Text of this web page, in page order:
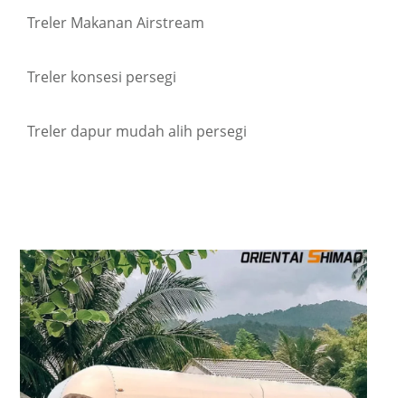
Treler Makanan Airstream
Treler konsesi persegi
Treler dapur mudah alih persegi